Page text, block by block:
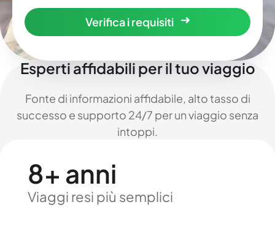
Verifica i requisiti
Esperti affidabili per il tuo viaggio
Fonte di informazioni affidabile, alto tasso di
successo e supporto 24/7 per un viaggio senza
intoppi.
8+ anni
Viaggi resi più semplici